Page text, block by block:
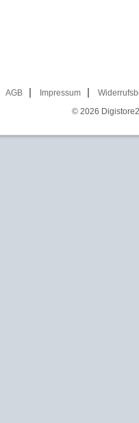
AGB Impressum
© 2026